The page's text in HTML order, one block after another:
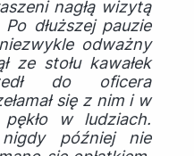
nagłą wizytą
dłuższej pauzie
odważny
ze stołu kawałek
do oficera
się z nim i w
w ludziach.
później nie